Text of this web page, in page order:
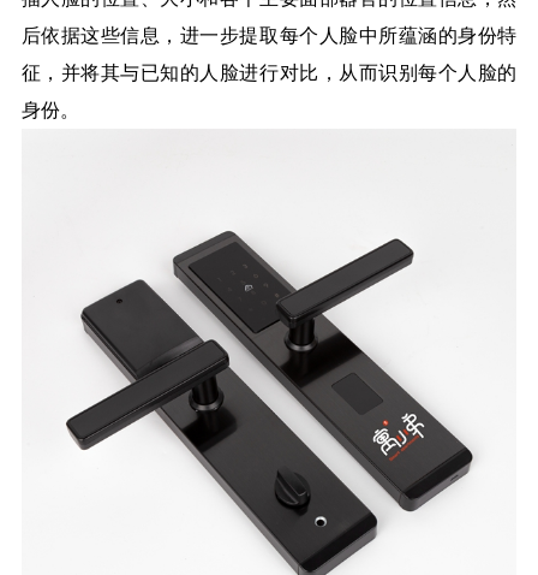
后依据这些信息，进一步提取每个人脸中所蕴涵的身份特
征，并将其与已知的人脸进行对比，从而识别每个人脸的
身份。